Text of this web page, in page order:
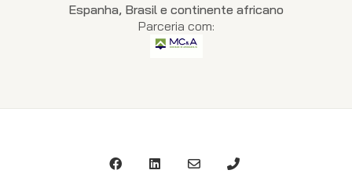
Espanha, Brasil e continente africano
Parceria com: